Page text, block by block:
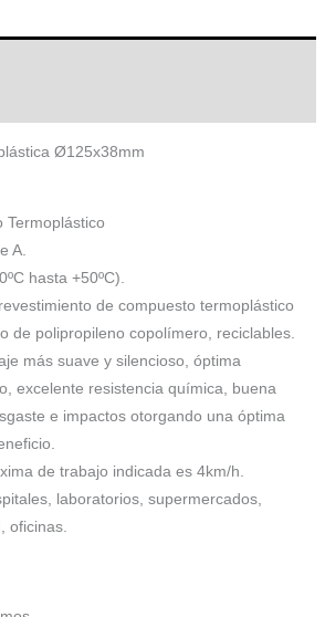
Ø125x38mm
Termoplástico
A.
hasta +50ºC).
de compuesto termoplástico
de polipropileno copolímero, reciclables.
más suave y silencioso, óptima
excelente resistencia química, buena
e impactos otorgando una óptima
de trabajo indicada es 4km/h.
laboratorios, supermercados,
oficinas.